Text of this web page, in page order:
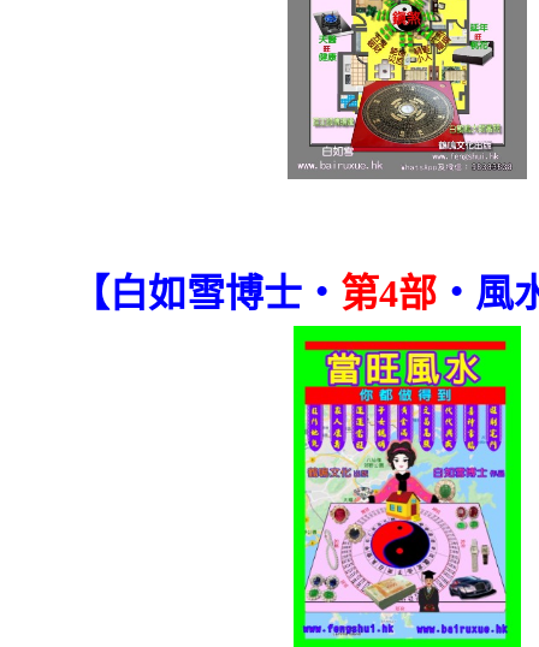
【白如雪博士‧ 第4部‧風